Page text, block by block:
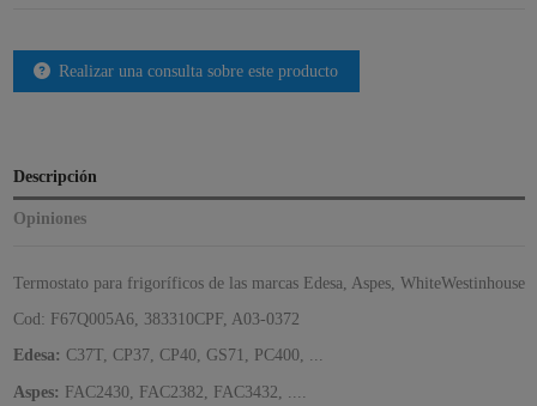
Realizar una consulta sobre este producto
Descripción
Opiniones
Termostato para frigoríficos de las marcas Edesa, Aspes, WhiteWestinhouse
Cod: F67Q005A6, 383310CPF, A03-0372
Edesa: C37T, CP37, CP40, GS71, PC400, ...
Aspes: FAC2430, FAC2382, FAC3432, ....